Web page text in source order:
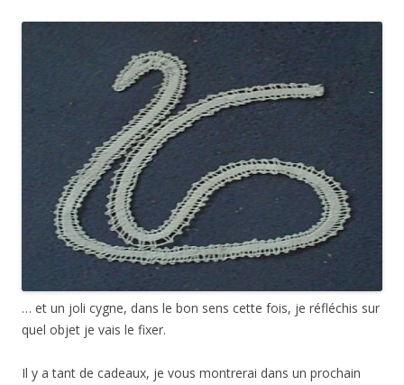
… et un joli cygne, dans le bon sens cette fois, je réfléchis sur
quel objet je vais le fixer.
Il y a tant de cadeaux, je vous montrerai dans un prochain